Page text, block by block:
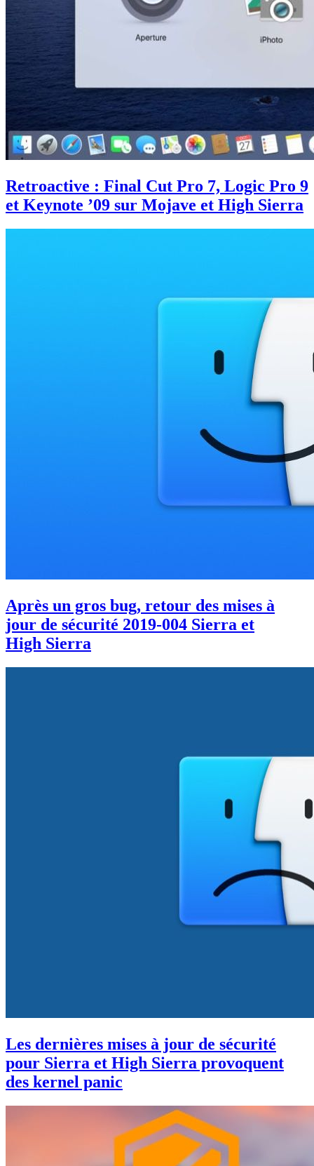
Retroactive : Final Cut Pro 7, Logic Pro 9
et Keynote ’09 sur Mojave et High Sierra
Après un gros bug, retour des mises à
jour de sécurité 2019-004 Sierra et
High Sierra
Les dernières mises à jour de sécurité
pour Sierra et High Sierra provoquent
des kernel panic